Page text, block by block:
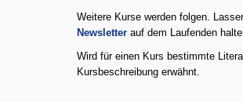
Weitere Kurse werden folgen.
Newsletter auf dem Laufenden
Wird für einen Kurs bestimmte
Kursbeschreibung erwähnt.